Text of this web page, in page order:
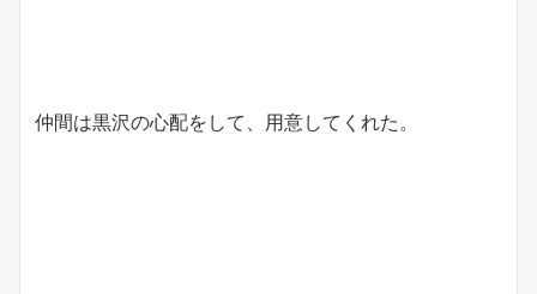
仲間は黒沢の心配をして、用意してくれた。